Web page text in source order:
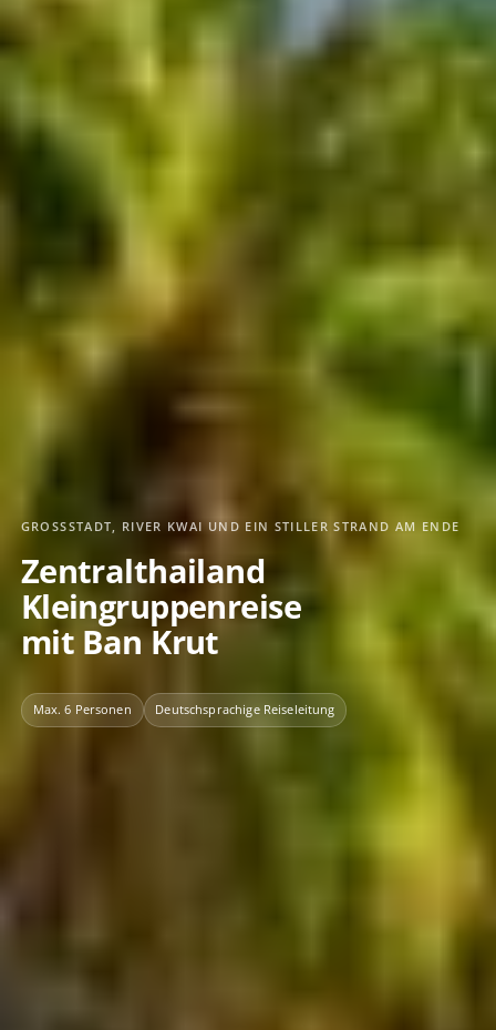
GROSSSTADT, RIVER KWAI UND EIN STILLER STRAND AM ENDE
Zentralthailand
Kleingruppenreise
mit Ban Krut
Max. 6 Personen Deutschsprachige Reiseleitung